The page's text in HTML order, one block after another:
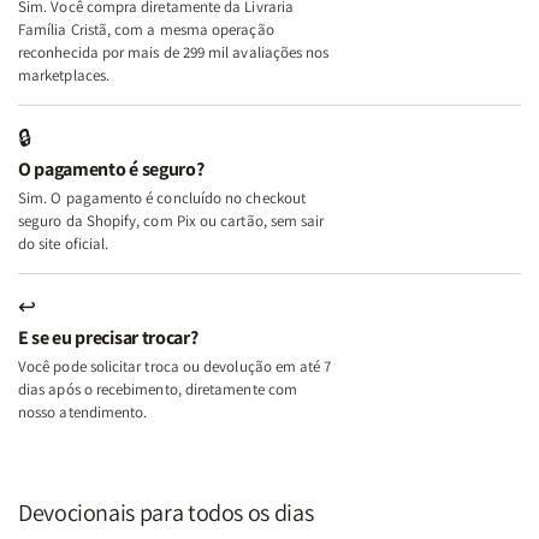
+
A
Mulher
Lar
+
A
Lar
Sim. Você compra diretamente da Livraria
Família Cristã, com a mesma operação
reconhecida por mais de 299 mil avaliações nos
marketplaces.
🔒
O pagamento é seguro?
Sim. O pagamento é concluído no checkout
seguro da Shopify, com Pix ou cartão, sem sair
do site oficial.
↩
E se eu precisar trocar?
Você pode solicitar troca ou devolução em até 7
dias após o recebimento, diretamente com
nosso atendimento.
Devocionais para todos os dias